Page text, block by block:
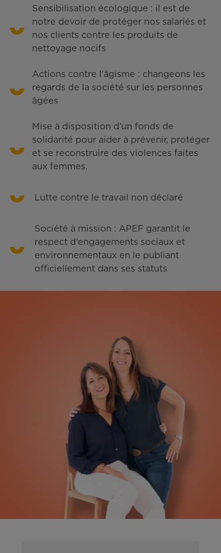
Sensibilisation écologique : il est de
notre devoir de protéger nos salariés et
nos clients contre les produits de
nettoyage nocifs
Actions contre l’âgisme : changeons les
regards de la société sur les personnes
âgées
Mise à disposition d’un fonds de
solidarité pour aider à prévenir, protéger
et se reconstruire des violences faites
aux femmes.
Lutte contre le travail non déclaré
Société à mission : APEF garantit le
respect d'engagements sociaux et
environnementaux en le publiant
officiellement dans ses statuts